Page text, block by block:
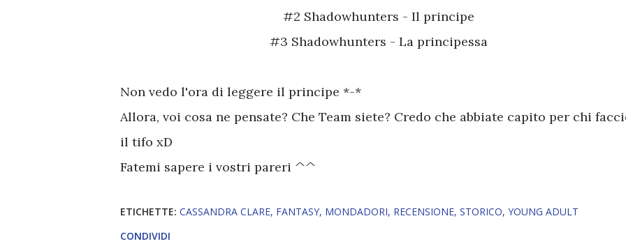
#2 Shadowhunters - Il principe
#3 Shadowhunters - La principessa
Non vedo l'ora di leggere il principe *-*
Allora, voi cosa ne pensate? Che Team siete? Credo che abbiate capito per chi
il tifo xD
Fatemi sapere i vostri pareri ^^
ETICHETTE: CASSANDRA CLARE FANTASY MONDADORI RECENSIONE STORICO YOUNG ADULT
CONDIVIDI